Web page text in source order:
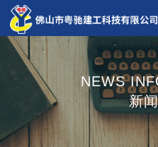
NEWS
新